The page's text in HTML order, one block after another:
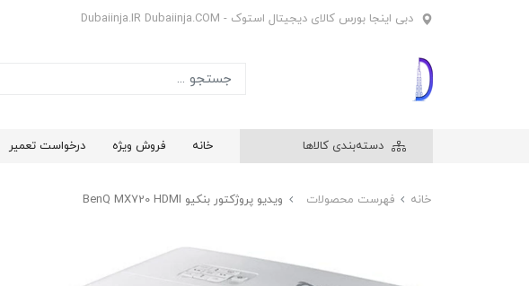
دبی اینجا بورس کالای دیجیتال استوک - Dubaiinja.IR Dubaiinja.COM
دسته‌بندی کالاها خانه فروش ویژه درخواست تعمیر
خانه فهرست محصولات ویدیو پروژکتور بنکیو BenQ MX720 HDMI